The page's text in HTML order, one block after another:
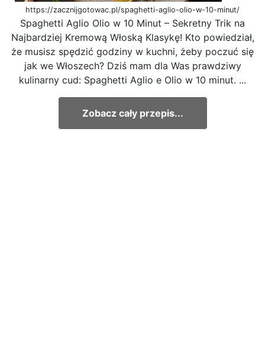
https://zacznijgotowac.pl/spaghetti-aglio-olio-w-10-minut/
Spaghetti Aglio Olio w 10 Minut – Sekretny Trik na
Najbardziej Kremową Włoską Klasykę! Kto powiedział,
że musisz spędzić godziny w kuchni, żeby poczuć się
jak we Włoszech? Dziś mam dla Was prawdziwy
kulinarny cud: Spaghetti Aglio e Olio w 10 minut. ...
Zobacz cały przepis...